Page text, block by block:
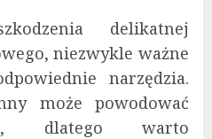
delikatnej
niezwykle ważne
narzędzia.
może powodować
dlatego warto